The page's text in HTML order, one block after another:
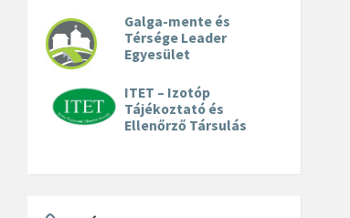
Galga-mente és
Térsége Leader
Egyesület
ITET – Izotóp
Tájékoztató és
Ellenőrző Társulás